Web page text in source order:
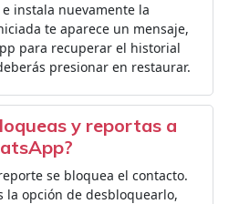
instala nuevamente la
te aparece un mensaje,
para recuperar el historial
presionar en restaurar.
y reportas a
se bloquea el contacto.
la opción de desbloquearlo,